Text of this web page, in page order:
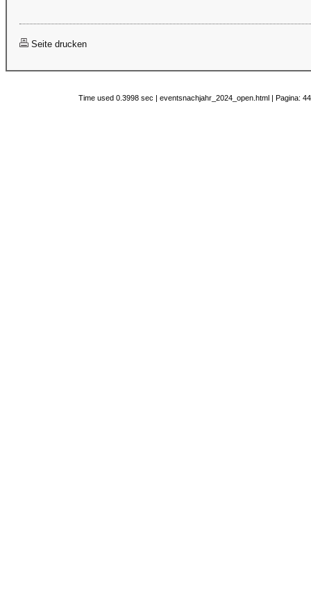
Seite drucken
Time used 0.3998 sec | eventsnachjahr_2024_open.html | Pagina: